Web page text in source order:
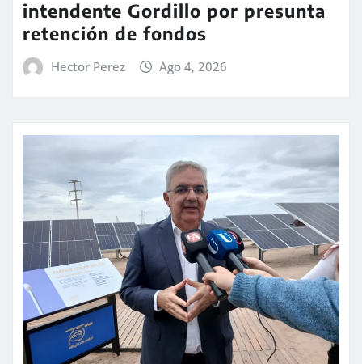
intendente Gordillo por presunta
retención de fondos
Hector Perez Ago 4, 2026